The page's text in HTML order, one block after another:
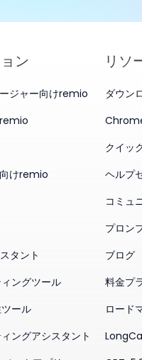
ン
ジャー向けremio
けremio
タント
ィングツール
ツール
ングアシスタント
リソ
ダウン
クイッ
ヘルプ
コミュ
プロン
ブログ
料金プ
ロード